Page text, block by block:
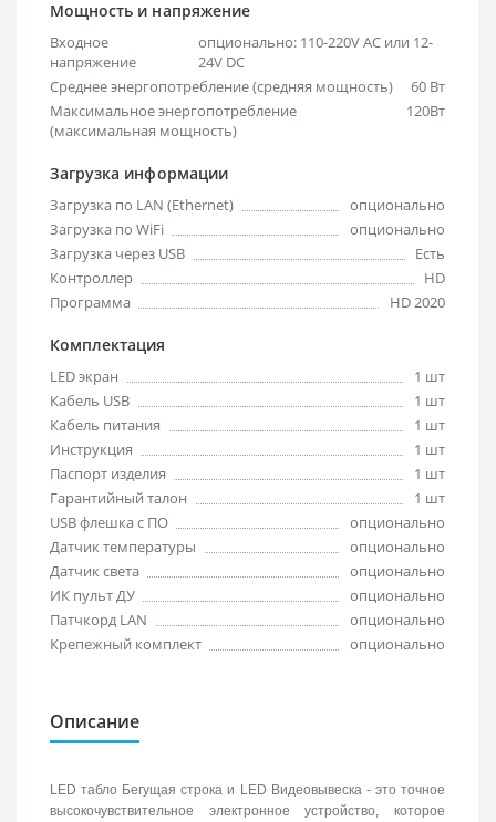
Мощность и напряжение
Входное
напряжение
опционально: 110-220V AC или 12-
24V DC
Среднее энергопотребление (средняя мощность)
60 Вт
Максимальное энергопотребление
(максимальная мощность)
120Вт
Загрузка информации
Загрузка по LAN (Ethernet)
опционально
Загрузка по WiFi
опционально
Загрузка через USB
Есть
Контроллер
HD
Программа
HD 2020
Комплектация
LED экран
1 шт
Кабель USB
1 шт
Кабель питания
1 шт
Инструкция
1 шт
Паспорт изделия
1 шт
Гарантийный талон
1 шт
USB флешка с ПО
опционально
Датчик температуры
опционально
Датчик света
опционально
ИК пульт ДУ
опционально
Патчкорд LAN
опционально
Крепежный комплект
опционально
Описание
LED табло Бегущая строка и LED Видеовывеска - это точное
высокочувствительное электронное устройство, которое